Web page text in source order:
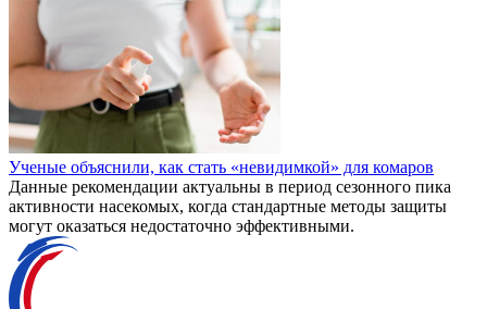
Ученые объяснили, как стать «невидимкой» для комаров
Данные рекомендации актуальны в период сезонного пика
активности насекомых, когда стандартные методы защиты
могут оказаться недостаточно эффективными.